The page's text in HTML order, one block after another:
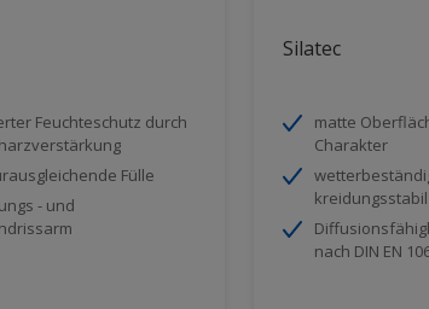
Feuchteschutz durch
Fülle
- und
Silatec
matte
Charakter
kreidungsstabil
nach DIN EN